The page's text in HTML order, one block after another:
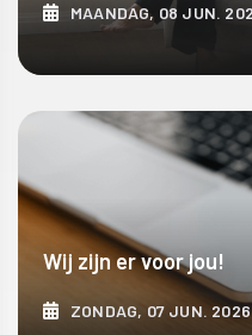
MAANDAG, 08 JUN.
Wij zijn er voor jou!
ZONDAG, 07 JUN. 2026